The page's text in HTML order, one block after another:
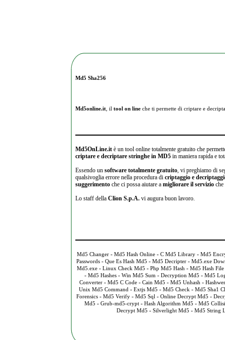
Md5 Sha256
Md5online.it, il tool on lineche ti permette di criptare e
Md5OnLine.itè un tool online totalmente gratuito che
criptare e decriptare stringhe in MD5in maniera rapida e
Essendo un software totalmente gratuito, vi preghiamo di
qualsivoglia errore nella procedura di criptaggio e
suggerimentoche ci possa aiutare a migliorare il servizioche
Lo staff della Clion S.p.A.vi augura buon lavoro.
Md5 Changer- Md5 Hash Online- C Md5 Library- Md5
Passwords - Que Es Hash Md5 - Md5 Decripter - Md5.exe
Md5.exe- Linux Check Md5 - Php Md5 Hash - Md5 Hash File
- Md5 Hashes- Win Md5 Sum - Decryption Md5 - Md5
Converter - Md5 C Code - Cain Md5 - Md5 Unhash -
Unix Md5 Command - Extjs Md5 - Md5 Check - Md5 Sha1
Forensics - Md5 Verify - Md5 Sql - Online Decrypt Md5 -
Md5 - Grub-md5-crypt - Hash Algorithm Md5 - Md5
Decrypt Md5 - Silverlight Md5 - Md5 String